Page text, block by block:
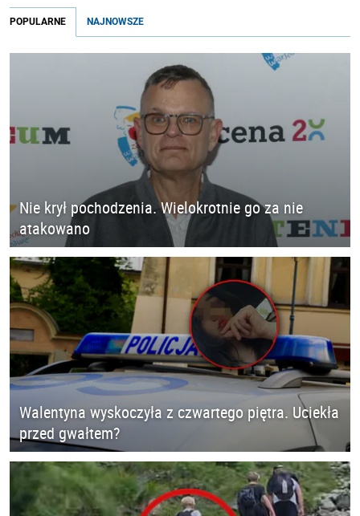
POPULARNE NAJNOWSZE
Nie krył pochodzenia. Wielokrotnie go za nie
atakowano
Walentyna wyskoczyła z czwartego piętra. Uciekła
przed gwałtem?